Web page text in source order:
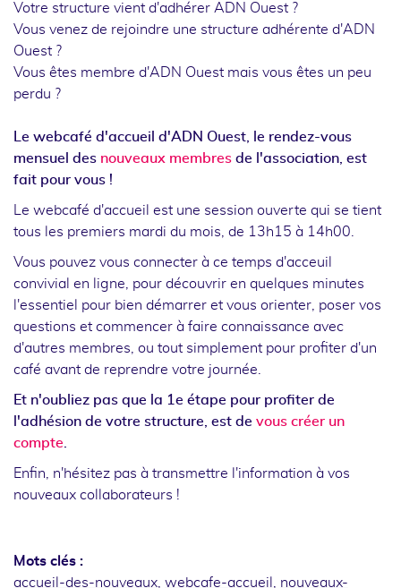
Votre structure vient d'adhérer ADN Ouest ?
Vous venez de rejoindre une structure adhérente d'ADN
Ouest ?
Vous êtes membre d'ADN Ouest mais vous êtes un peu
perdu ?
Le webcafé d'accueil d'ADN Ouest, le rendez-vous
mensuel des nouveaux membres de l'association, est
fait pour vous !
Le webcafé d'accueil est une session ouverte qui se tient
tous les premiers mardi du mois, de 13h15 à 14h00.
Vous pouvez vous connecter à ce temps d'acceuil
convivial en ligne, pour découvrir en quelques minutes
l'essentiel pour bien démarrer et vous orienter, poser vos
questions et commencer à faire connaissance avec
d'autres membres, ou tout simplement pour profiter d'un
café avant de reprendre votre journée.
Et n'oubliez pas que la 1e étape pour profiter de
l'adhésion de votre structure, est de vous créer un
compte
Enfin, n'hésitez pas à transmettre l'information à vos
nouveaux collaborateurs !
Mots clés :
accueil-des-nouveaux webcafe-accueil
nouveaux-